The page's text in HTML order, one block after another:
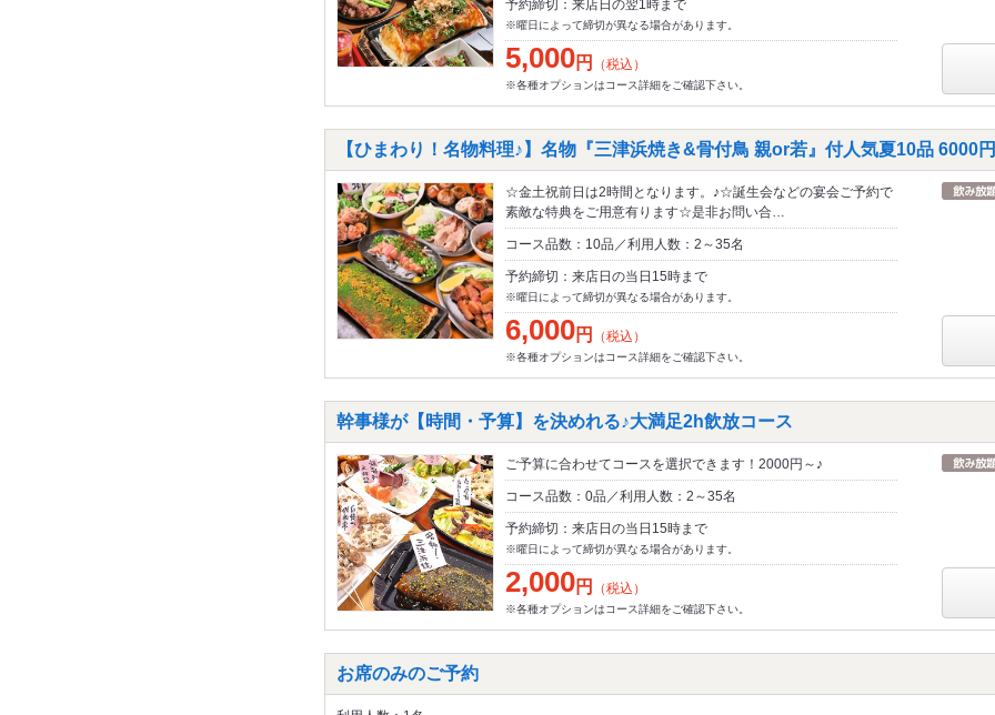
予約締切：来店日の翌1時まで
※曜日によって締切が異なる場合があります。
5,000円 （税込）
※各種オプションはコース詳細をご確認下さい。
【ひまわり！名物料理♪】名物『三津浜焼き&骨付鳥 親or若』付人気夏10品 6000
☆金土祝前日は2時間となります。♪☆誕生会などの宴会ご予約で
素敵な特典をご用意有ります☆是非お問い合…
コース品数：10品／利用人数：2～35名
予約締切：来店日の当日15時まで
※曜日によって締切が異なる場合があります。
6,000円 （税込）
※各種オプションはコース詳細をご確認下さい。
幹事様が【時間・予算】を決めれる♪大満足2h飲放コース
ご予算に合わせてコースを選択できます！2000円～♪
コース品数：0品／利用人数：2～35名
予約締切：来店日の当日15時まで
※曜日によって締切が異なる場合があります。
2,000円 （税込）
※各種オプションはコース詳細をご確認下さい。
お席のみのご予約